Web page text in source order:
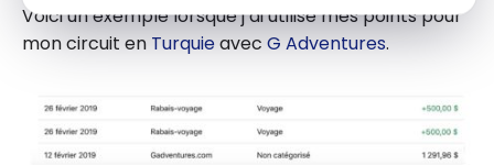
Voici un exemple lorsque j’ai utilisé mes points pour
mon circuit en Turquieavec G Adventures.